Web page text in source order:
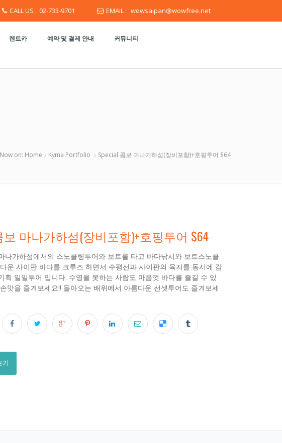
CALL US : 02-733-9701 EMAIL : wowsaipan@wowfree.net
렌트카 예약 및 결제 안내 커뮤니티
on: Home Kyma Portfolio Special 콤보 마나가하섬(장비포함)+호핑투어 $64
보 마나가하섬(장비포함)+호핑투어 $64
나가하섬에서의 스노클링투어와 보트를 타고 바다낚시와 보트스노클
운 사이판 바다를 크루즈 하면서 수평선과 사이판의 육지를 동시에 감
획 일일투어 입니다. 수영을 못하는 사람도 마음껏 바다를 즐길 수 있
맛을 즐겨보세요!! 돌아오는 배위에서 아름다운 선셋투어도 즐겨보세
기